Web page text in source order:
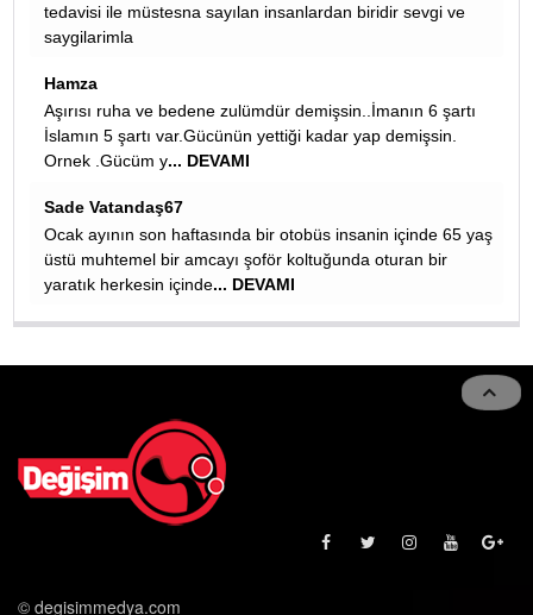
sevgi ve
6 şartı
65 yaş
bir
Remziye
REMZİYE TURKOGLU
Çok çok faydalı bilgiler ortepedi doktorumuz erol
fast-food besleniyorlar
Künye